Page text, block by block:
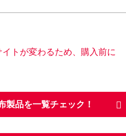
トが変わるため、購入前に
品を一覧チェック！